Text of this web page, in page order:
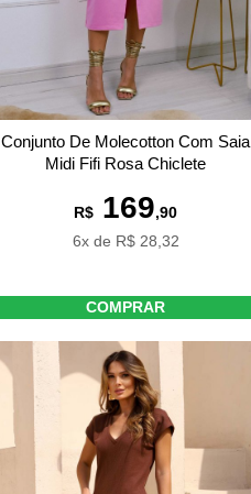
Conjunto De Molecotton Com Saia
Midi Fifi Rosa Chiclete
R$ 169,90
6x de R$ 28,32
COMPRAR